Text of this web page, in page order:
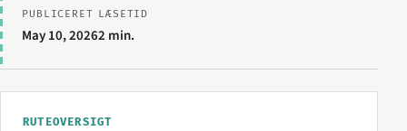
PUBLICERET
May 10, 2026
LÆSETID
2 min.
RUTEOVERSIGT